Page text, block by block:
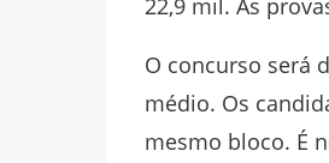
22,9 mil. As
O concurso será
médio. Os
mesmo bloco. É